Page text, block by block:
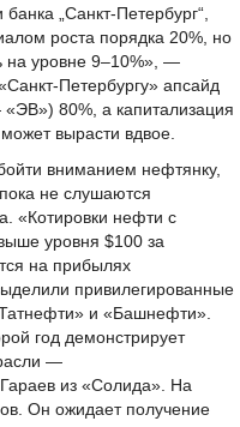
„Санкт-Петербург“,
роста порядка 20%, но
на уровне 9–10%», —
Петербургу» апсайд
80%, а капитализация
вырасти вдвое.
вниманием нефтянку,
не слушаются
«Котировки нефти с
уровня $100 за
на прибылях
привилегированные
и «Башнефти».
год демонстрирует
—
из «Солида». На
Он ожидает получение